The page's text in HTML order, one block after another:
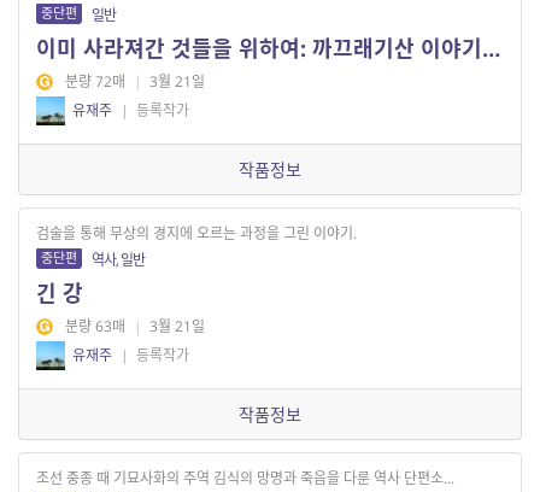
중단편 일반
이미 사라져간 것들을 위하여: 까끄래기산 이야기.序
분량 72매 | 3월 21일
유재주 | 등록작가
작품정보
검술을 통해 무상의 경지에 오르는 과정을 그린 이야기.
중단편 역사, 일반
긴 강
분량 63매 | 3월 21일
유재주 | 등록작가
작품정보
조선 중종 때 기묘사화의 주역 김식의 망명과 죽음을 다룬 역사 단편소...